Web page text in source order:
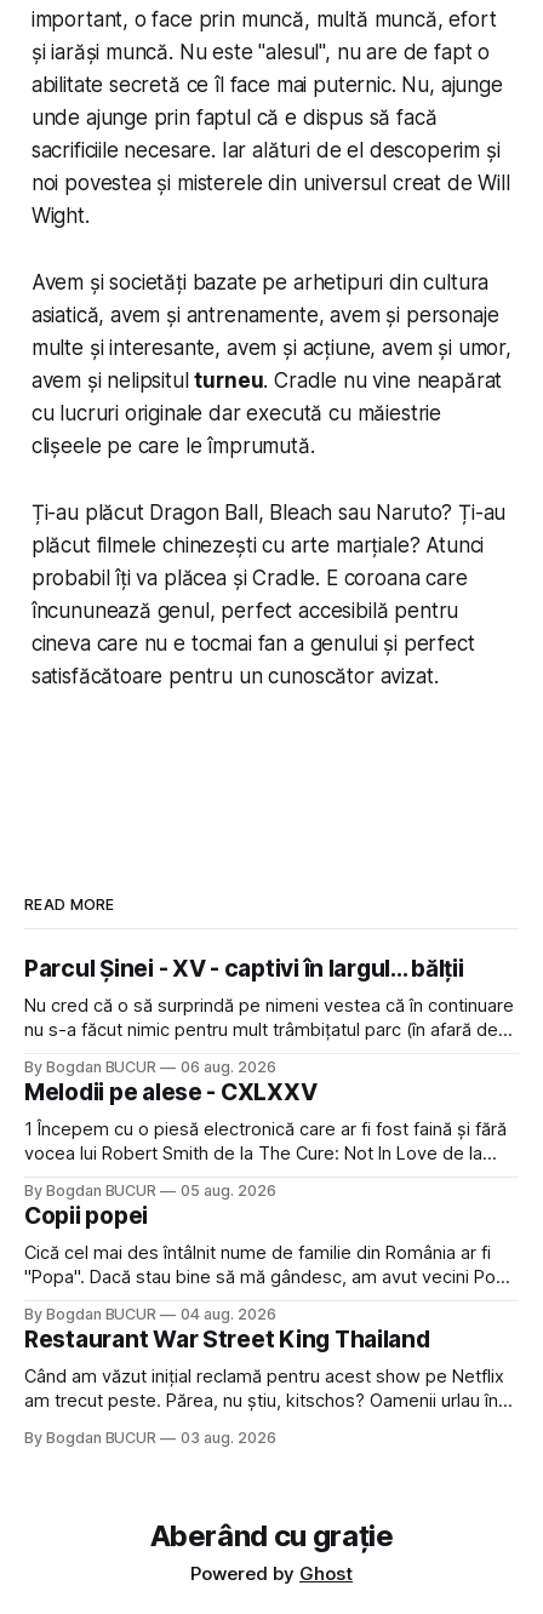
important, o face prin muncă, multă muncă, efort
și iarăși muncă. Nu este "alesul", nu are de fapt o
abilitate secretă ce îl face mai puternic. Nu, ajunge
unde ajunge prin faptul că e dispus să facă
sacrificiile necesare. Iar alături de el descoperim și
noi povestea și misterele din universul creat de Will
Wight.
Avem și societăți bazate pe arhetipuri din cultura
asiatică, avem și antrenamente, avem și personaje
multe și interesante, avem și acțiune, avem și umor,
avem și nelipsitulturneu.Cradle nu vine neapărat
cu lucruri originale dar execută cu măiestrie
clișeele pe care le împrumută.
Ți-au plăcut Dragon Ball, Bleach sau Naruto? Ți-au
plăcut filmele chinezești cu arte marțiale? Atunci
probabil îți va plăcea și Cradle. E coroana care
încununează genul, perfect accesibilă pentru
cineva care nu e tocmai fan a genului și perfect
satisfăcătoare pentru un cunoscător avizat.
READ MORE
Parcul Șinei - XV - captivi în largul... bălții
Nu cred că o să surprindă pe nimeni vestea că în continuare
nu s-a făcut nimic pentru mult trâmbițatul parc (în afară de
timp pui și latră prin gard la lumea care trece prin zonă). Am
avut, în schimb, o belea
By Bogdan BUCUR 06 aug. 2026
Melodii pe alese - CXLXXV
1 Începem cu o piesă electronică care ar fi fost faină și fără
vocea lui Robert Smith de la The Cure: Not In Love de la
a dovedit că jumătatea masculină a acelui duo era cam
dubioasă...) 2. Băgăm la
By Bogdan BUCUR 05 aug. 2026
Copii popei
Cică cel mai des întâlnit nume de familie din România ar fi
"Popa". Dacă stau bine să mă gândesc, am avut vecini Popa
Dexonline spune de etimologia termenului de popă că ar
veni din slava veche, popŭ,
By Bogdan BUCUR 04 aug. 2026
Restaurant War Street King Thailand
Când am văzut inițial reclamă pentru acest show pe Netflix
am trecut peste. Părea, nu știu, kitschos? Oamenii urlau în
fine dining din alte show-uri... așa că am zis pas. Apoi ceva,
By Bogdan BUCUR 03 aug. 2026
Aberând cu grație
Powered by Ghost